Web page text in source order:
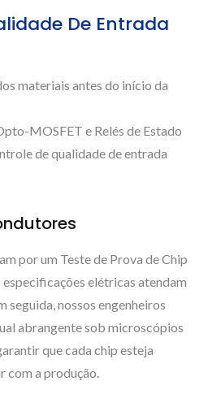
De Entrada
materiais antes do início da
MOSFET e Relés de Estado
de qualidade de entrada
por um Teste de Prova de Chip
elétricas atendam
seguida, nossos engenheiros
abrangente sob microscópios
que cada chip esteja
com a produção.